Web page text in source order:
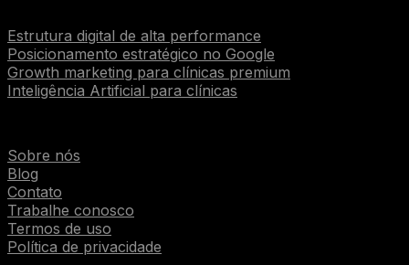
Estrutura digital de alta performance
Posicionamento estratégico no Google
Growth marketing para clínicas premium
Inteligência Artificial para clínicas
Sobre nós
Blog
Contato
Trabalhe conosco
Termos de uso
Política de privacidade